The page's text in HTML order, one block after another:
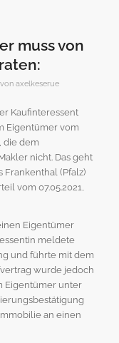
muss von
von axelkeserue
Kaufinteressent
Eigentümer vom
die dem
nicht. Das geht
Frankenthal (Pfalz)
vom 07.05.2021,
Eigentümer
meldete
und führte mit dem
wurde jedoch
Eigentümer unter
an einen